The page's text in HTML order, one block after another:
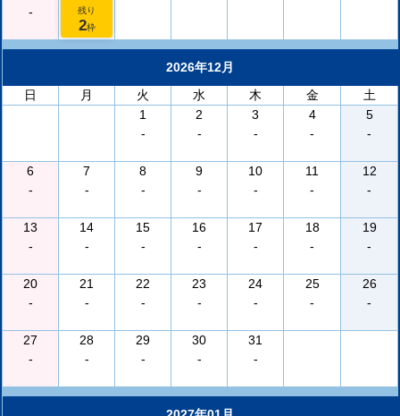
-
残り
2枠
2026年12月
日
月 火 水 木 金
土
1
-
2
-
3
-
4
-
5
-
6
-
7
-
8
-
9
-
10
-
11
-
12
-
13
-
14
-
15
-
16
-
17
-
18
-
19
-
20
-
21
-
22
-
23
-
24
-
25
-
26
-
27
-
28
-
29
-
30
-
31
-